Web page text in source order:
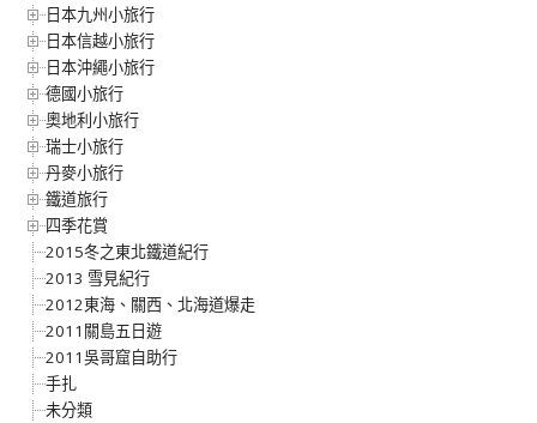
日本九州小旅行
日本信越小旅行
日本沖繩小旅行
德國小旅行
奧地利小旅行
瑞士小旅行
丹麥小旅行
鐵道旅行
四季花賞
2015冬之東北鐵道紀行
2013 雪見紀行
2012東海、關西、北海道爆走
2011關島五日遊
2011吳哥窟自助行
手扎
未分類